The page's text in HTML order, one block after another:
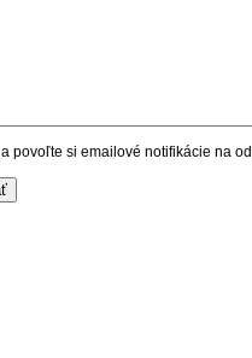
a povoľte si emailové notifikácie na